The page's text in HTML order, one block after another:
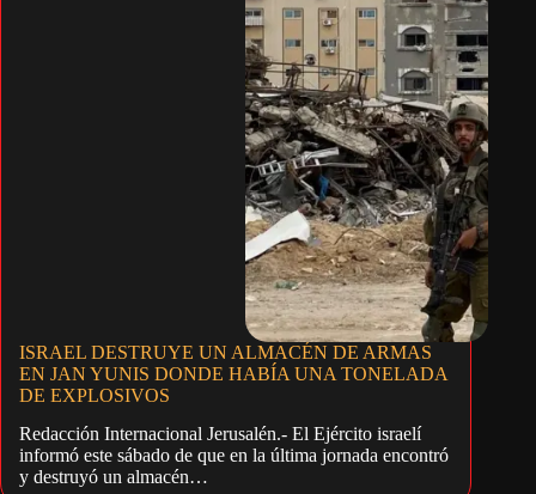
ISRAEL DESTRUYE UN ALMACÉN DE ARMAS
EN JAN YUNIS DONDE HABÍA UNA TONELADA
DE EXPLOSIVOS
Redacción Internacional Jerusalén.- El Ejército israelí
informó este sábado de que en la última jornada encontró
y destruyó un almacén…